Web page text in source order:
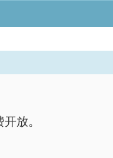
放。